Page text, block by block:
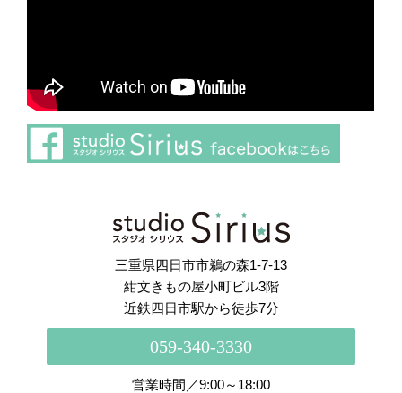
Instagram でフォロー
三重県四日市市鵜の森1-7-13
紺文きもの屋小町ビル3階
近鉄四日市駅から徒歩7分
059-340-3330
営業時間／9:00～18:00